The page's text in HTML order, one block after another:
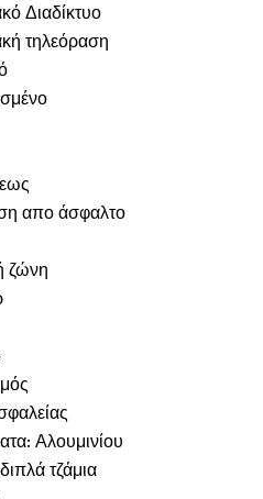
Διαδίκτυο
τηλεόραση
απο άσφαλτο
ζώνη
Αλουμινίου
τζάμια